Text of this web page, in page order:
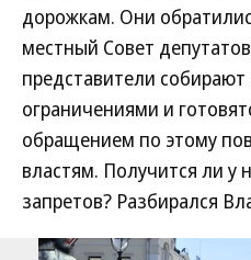
дорожкам. Они
местный Совет
представители
ограничениями и
обращением по этому
властям. Получится ли у
запретов? Разбирался